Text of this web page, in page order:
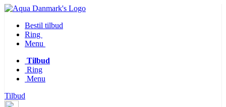
Bestil tilbud
Ring
Menu
Tilbud
Ring
Menu
Tilbud